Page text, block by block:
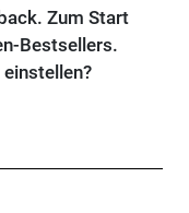
Zum Start
Bestsellers.